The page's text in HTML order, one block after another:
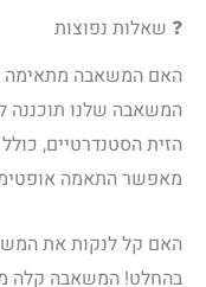
❓ שאלות נפוצות
האם המשאבה מתאימה
המשאבה שלנו תוכננה
מאפשר התאמה
האם קל לנקות את
בהחלט! המשאבה קלה